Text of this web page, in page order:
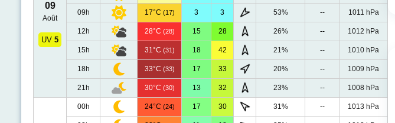
09
Août
UV 5
09h 17°C (17) 3 3 53% -- 1011 hPa
12h 28°C (28) 15 28 26% -- 1012 hPa
15h 31°C (31) 18 42 21% -- 1010 hPa
18h 33°C (33) 17 33 20% -- 1009 hPa
21h 30°C (30) 13 32 23% -- 1008 hPa
00h 24°C (24) 17 30 31% -- 1013 hPa